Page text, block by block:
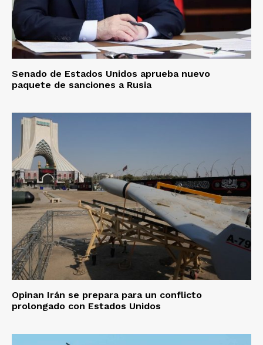
Senado de Estados Unidos aprueba nuevo
paquete de sanciones a Rusia
Opinan Irán se prepara para un conflicto
prolongado con Estados Unidos